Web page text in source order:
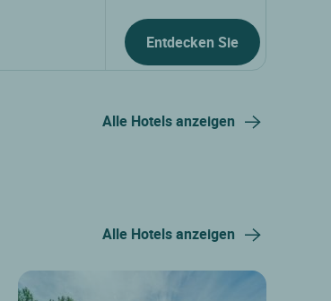
Entdecken Sie
Alle Hotels anzeigen
Alle Hotels anzeigen